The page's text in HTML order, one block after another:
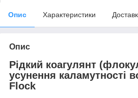
Опис Характеристики
Опис
Рідкий коагулянт
усунення каламутності
Flock